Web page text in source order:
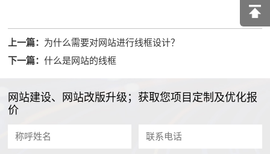
上一篇： 为什么需要对网站进行线框设计？
下一篇：什么是网站的线框
网站建设、网站改版升级；获取您项目定制及优化报
价